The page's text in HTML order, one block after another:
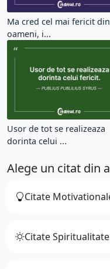
Ma cred cel mai fericit
oameni, i...
Usor de tot se realizeaza
dorinta celui ...
Alege un citat din
Citate
Citate